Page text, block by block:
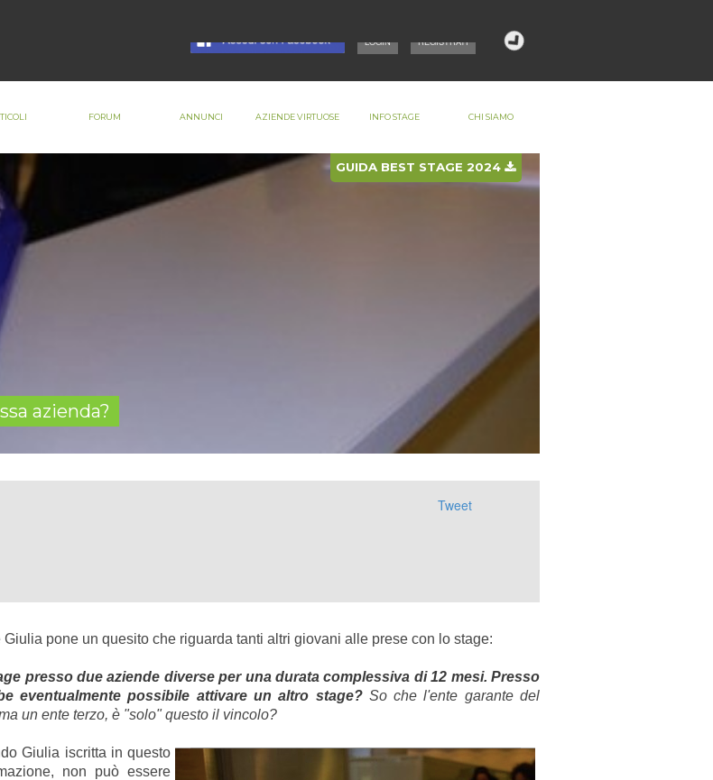
REGISTRATI
LOGIN
GUIDA BEST STAGE 2024
FORUM ANNUNCI AZIENDE VIRTUOSE INFO STAGE CHI SIAMO
azienda?
Tweet
pone un quesito che riguarda tanti altri giovani alle prese con lo stage:
presso due aziende diverse per una durata complessiva di 12 mesi. Presso
eventualmente possibile attivare un altro stage?So che l'ente garante del
un ente terzo, è "solo" questo il vincolo?
Giulia iscritta in questo
non può essere